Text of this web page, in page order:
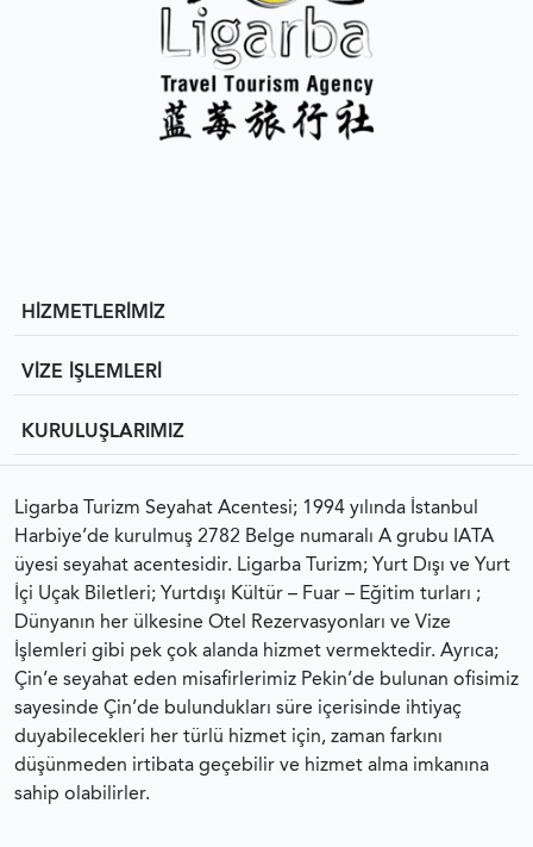
HİZMETLERİMİZ
VİZE İŞLEMLERİ
KURULUŞLARIMIZ
Ligarba Turizm Seyahat Acentesi; 1994 yılında İstanbul
Harbiye’de kurulmuş 2782 Belge numaralı A grubu IATA
üyesi seyahat acentesidir. Ligarba Turizm; Yurt Dışı ve Yurt
İçi Uçak Biletleri; Yurtdışı Kültür – Fuar – Eğitim turları ;
Dünyanın her ülkesine Otel Rezervasyonları ve Vize
İşlemleri gibi pek çok alanda hizmet vermektedir. Ayrıca;
Çin’e seyahat eden misafirlerimiz Pekin’de bulunan ofisimiz
sayesinde Çin’de bulundukları süre içerisinde ihtiyaç
duyabilecekleri her türlü hizmet için, zaman farkını
düşünmeden irtibata geçebilir ve hizmet alma imkanına
sahip olabilirler.